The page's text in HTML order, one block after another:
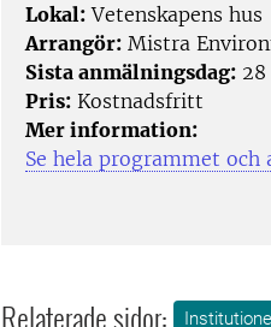
Lokal: Vetenskapens hus
Arrangör: Mistra
Sista anmälningsdag:
Pris: Kostnadsfritt
Mer information:
Se hela programmet och
Relaterade sidor: